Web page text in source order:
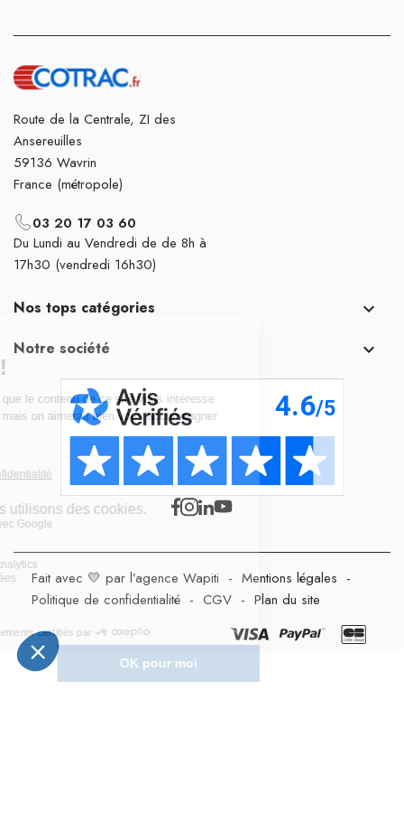
Route de la Centrale, ZI des
Ansereuilles
59136 Wavrin
France (métropole)
03 20 17 03 60
Du Lundi au Vendredi de de 8h à
17h30 (vendredi 16h30)
Nos tops catégories 
Notre société 
Fait avec 💛 par l’agence Wapiti - Mentions légales -
Politique de confidentialité - CGV - Plan du site